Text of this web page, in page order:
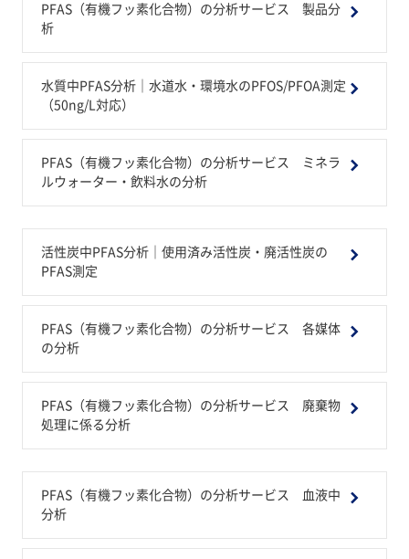
PFAS（有機フッ素化合物）の分析サービス 製品分
析
水質中PFAS分析｜水道水・環境水のPFOS/PFOA測定
（50ng/L対応）
PFAS（有機フッ素化合物）の分析サービス ミネラ
ルウォーター・飲料水の分析
活性炭中PFAS分析｜使用済み活性炭・廃活性炭の
PFAS測定
PFAS（有機フッ素化合物）の分析サービス 各媒体
の分析
PFAS（有機フッ素化合物）の分析サービス 廃棄物
処理に係る分析
PFAS（有機フッ素化合物）の分析サービス 血液中
分析